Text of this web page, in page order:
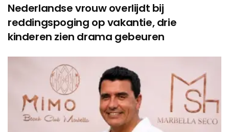
Nederlandse vrouw overlijdt bij
reddingspoging op vakantie, drie
kinderen zien drama gebeuren